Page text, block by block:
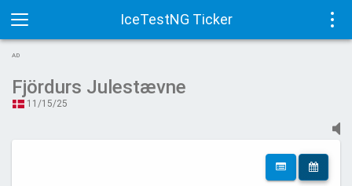
IceTestNG Ticker
Toggle
navigation
AD
Fjördurs Julestævne
11/15/25